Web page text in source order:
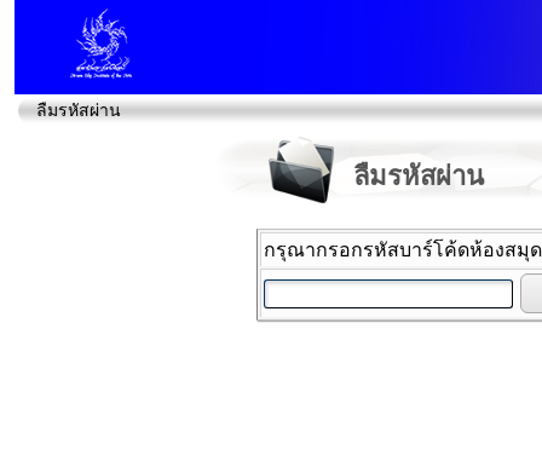
ลืมรหัสผ่าน
ลืมรหัสผ่าน
กรุณากรอกรหัสบาร์โค้ดห้องสมุ